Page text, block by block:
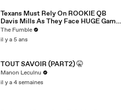
Texans Must Rely On ROOKIE QB
Davis Mills As They Face HUGE Game
Against The Panthers: TNF Preview
The Fumble
il y a 5 ans
TOUT SAVOIR (PART2) 🤫
Manon Leculnu
il y a 4 semaines